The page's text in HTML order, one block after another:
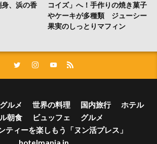
、浜の香
コイズ」へ！手作りの焼き菓子
やケーキが多種類 ジューシー
果実のしっとりマフィン
ルメ 世界の料理 国内旅行
ホテル
朝食
ビュッフェ
グルメ
ティーを楽しもう「ヌン活プレス」